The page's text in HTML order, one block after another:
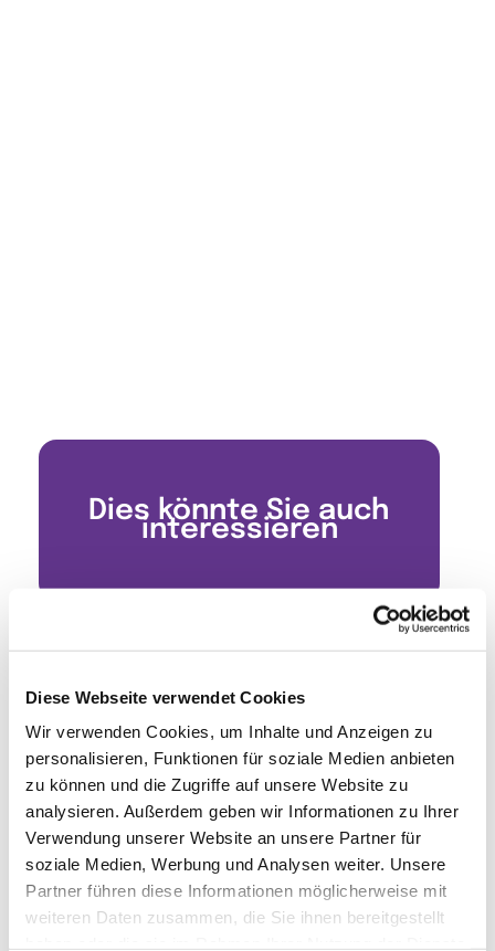
Diese Webseite verwendet Cookies
Wir verwenden Cookies, um Inhalte und Anzeigen zu
personalisieren, Funktionen für soziale Medien anbieten
zu können und die Zugriffe auf unsere Website zu
analysieren. Außerdem geben wir Informationen zu Ihrer
Verwendung unserer Website an unsere Partner für
soziale Medien, Werbung und Analysen weiter. Unsere
Partner führen diese Informationen möglicherweise mit
weiteren Daten zusammen, die Sie ihnen bereitgestellt
Dies könnte Sie auch
interessieren